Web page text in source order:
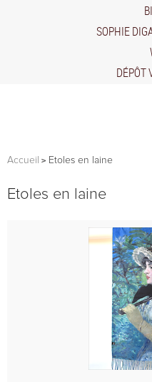
SOPHIE
DÉPÔT
Accueil Etoles en laine
Etoles en laine